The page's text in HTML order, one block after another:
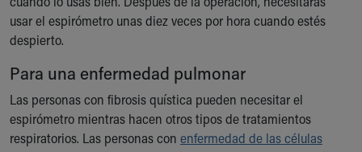
usar el espirómetro unas diez veces por hora cuando estés
despierto.
Para una enfermedad pulmonar
Las personas con fibrosis quística pueden necesitar el
espirómetro mientras hacen otros tipos de tratamientos
respiratorios. Las personas con enfermedad de las células